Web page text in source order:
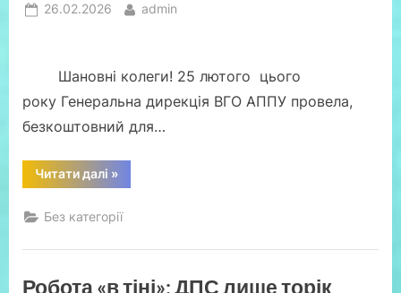
Posted
26.02.2026 By
admin
Шановні колеги! 25 лютого цього
року Генеральна дирекція ВГО АППУ провела,
безкоштовний для…
Читати далі “ВГО
АППУ:
виступу
лектора
Бучинського
Вебінарі
»
Без категорії
Робота «в тіні»: ДПС лише торік